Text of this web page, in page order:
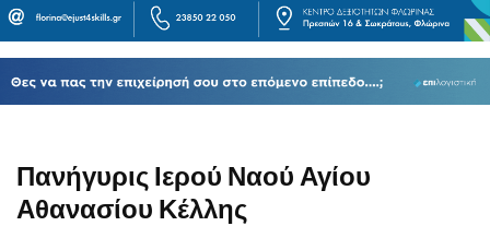
Πανήγυρις Ιερού Ναού Αγίου
Αθανασίου Κέλλης